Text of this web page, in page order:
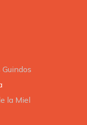
Guindos
la Miel